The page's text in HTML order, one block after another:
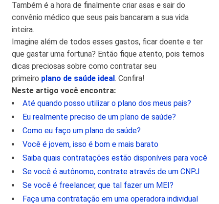
Também é a hora de finalmente criar asas e sair do
convênio médico que seus pais bancaram a sua vida
inteira.
Imagine além de todos esses gastos, ficar doente e ter
que gastar uma fortuna? Então fique atento, pois temos
dicas preciosas sobre como contratar seu
primeiro plano de saúde ideal. Confira!
Neste artigo você encontra:
Até quando posso utilizar o plano dos meus pais?
Eu realmente preciso de um plano de saúde?
Como eu faço um plano de saúde?
Você é jovem, isso é bom e mais barato
Saiba quais contratações estão disponíveis para você
Se você é autônomo, contrate através de um CNPJ
Se você é freelancer, que tal fazer um MEI?
Faça uma contratação em uma operadora individual